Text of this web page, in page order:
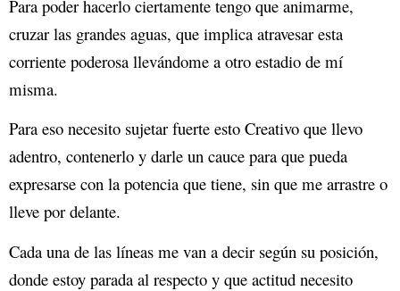
Para poder hacerlo ciertamente tengo que animarme,
cruzar las grandes aguas, que implica atravesar esta
corriente poderosa llevándome a otro estadio de mí
misma.
Para eso necesito sujetar fuerte esto Creativo que llevo
adentro, contenerlo y darle un cauce para que pueda
expresarse con la potencia que tiene, sin que me arrastre o
lleve por delante.
Cada una de las líneas me van a decir según su posición,
donde estoy parada al respecto y que actitud necesito